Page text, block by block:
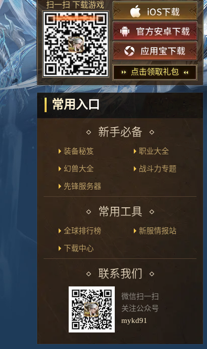
扫一扫 下载游戏
点击领取礼包
常用入口
新手必备
装备秘笈 职业大全
幻兽大全 战斗力专题
先锋服务器
常用工具
全球排行榜 新服情报站
下载中心
联系我们
微信扫一扫
关注公众号
mykd91